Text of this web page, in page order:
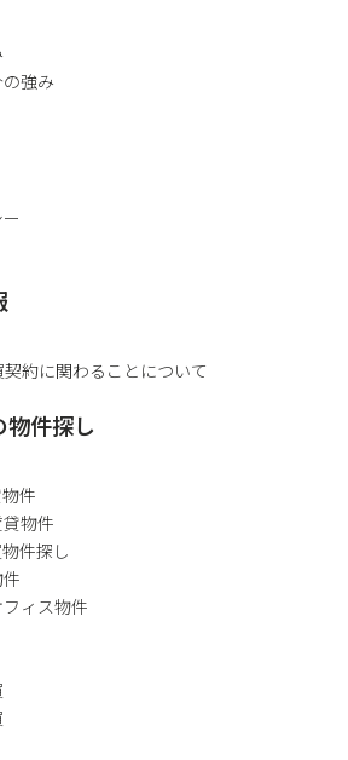
強み
約に関わることについて
件探し
件
物件
件探し
ィス物件